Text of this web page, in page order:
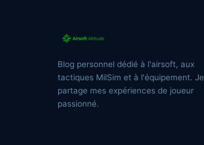
Blog personnel dédié à l'airsoft, aux
tactiques MilSim et à l'équipement. Je
partage mes expériences de joueur
passionné.